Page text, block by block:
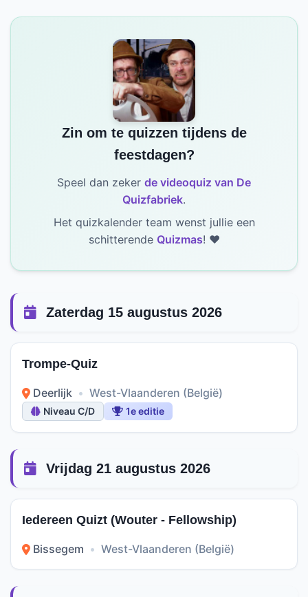
Zin om te quizzen tijdens de
feestdagen?
Speel dan zeker de videoquiz van De
Quizfabriek.
Het quizkalender team wenst jullie een
schitterende Quizmas! ❤️
Zaterdag 15 augustus 2026
Trompe-Quiz
Deerlijk • West-Vlaanderen (België)
Niveau C/D 1e editie
Vrijdag 21 augustus 2026
Iedereen Quizt (Wouter - Fellowship)
Bissegem • West-Vlaanderen (België)